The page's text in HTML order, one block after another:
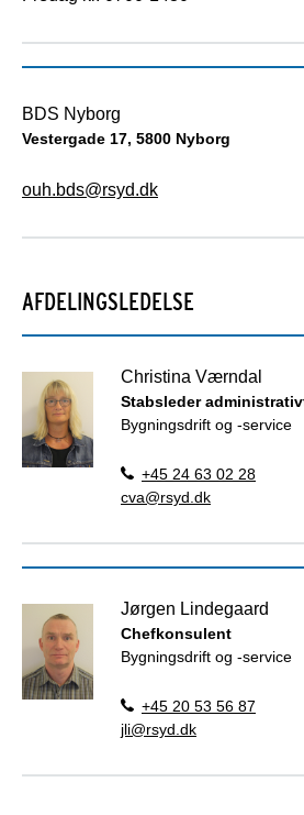
BDS Nyborg
Vestergade 17, 5800 Nyborg
ouh.bds@rsyd.dk
AFDELINGSLEDELSE
Christina Værndal
Stabsleder
Bygningsdrift og -service
+45 24 63 02 28
cva@rsyd.dk
Jørgen Lindegaard
Chefkonsulent
Bygningsdrift og -service
+45 20 53 56 87
jli@rsyd.dk